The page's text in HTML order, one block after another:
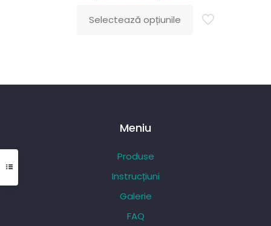
prețuri:
Selectează opțiunile
Acest
Meniu
Produse
Instrucțiuni
Galerie
FAQ